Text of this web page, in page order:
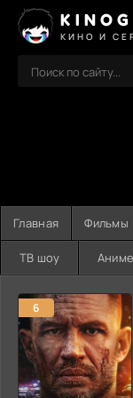
КИНО И
Главная Фильмы
ТВ шоу Аниме
6